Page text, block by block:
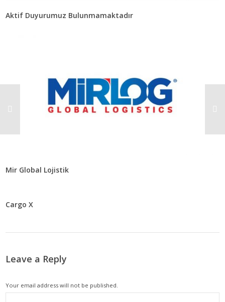
Aktif Duyurumuz Bulunmamaktadır
Mir Global Lojistik
Cargo X
Leave a Reply
Your email address will not be published.